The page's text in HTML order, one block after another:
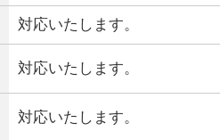
対応いたします。
対応いたします。
対応いたします。